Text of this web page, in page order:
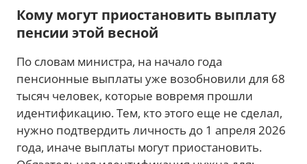
Кому могут приостановить выплату
пенсии этой весной
По словам министра, на начало года
пенсионные выплаты уже возобновили для 68
тысяч человек, которые вовремя прошли
идентификацию. Тем, кто этого еще не сделал,
нужно подтвердить личность до 1 апреля 2026
года, иначе выплаты могут приостановить.